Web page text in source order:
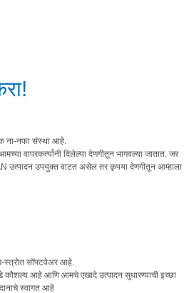
ना-नफा संस्था आहे.
वापरकर्त्यांनी दिलेल्या देणगीतून भागवल्या जातात. जर
उत्पादन उपयुक्त वाटत असेल तर कृपया देणगीतून आम्हाला
सॉफ्टवेअर आहे.
आहे आणि आमचे एखादे उत्पादन सुधारण्याची इच्छा
स्वागत आहे